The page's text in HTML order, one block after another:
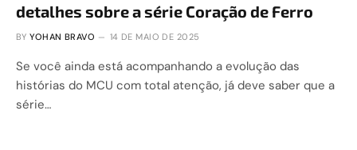
detalhes sobre a série Coração de Ferro
BY YOHAN BRAVO 14 DE MAIO DE 2025
Se você ainda está acompanhando a evolução das
histórias do MCU com total atenção, já deve saber que a
série…